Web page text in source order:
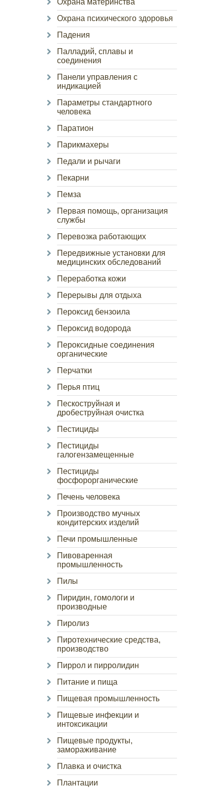
Охрана материнства
Охрана психического здоровья
Падения
Палладий, сплавы и
соединения
Панели управления с
индикацией
Параметры стандартного
человека
Паратион
Парикмахеры
Педали и рычаги
Пекарни
Пемза
Первая помощь, организация
службы
Перевозка работающих
Передвижные установки для
медицинских обследований
Переработка кожи
Перерывы для отдыха
Пероксид бензоила
Пероксид водорода
Пероксидные соединения
органические
Перчатки
Перья птиц
Пескоструйная и
дробеструйная очистка
Пестициды
Пестициды
галогензамещенные
Пестициды
фосфорорганические
Печень человека
Производство мучных
кондитерских изделий
Печи промышленные
Пивоваренная
промышленность
Пилы
Пиридин, гомологи и
производные
Пиролиз
Пиротехнические средства,
производство
Пиррол и пирролидин
Питание и пища
Пищевая промышленность
Пищевые инфекции и
интоксикации
Пищевые продукты,
замораживание
Плавка и очистка
Плантации